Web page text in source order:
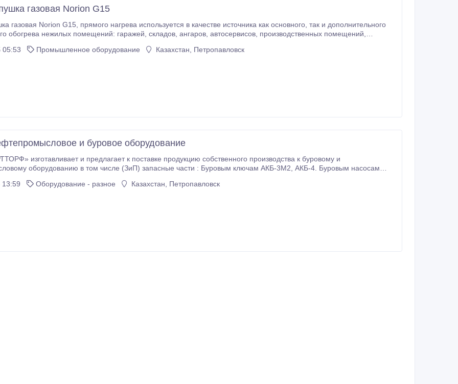
газовая Norion G15
используется в качестве источника как основного, так и дополнительного
помещений: гаражей, складов, ангаров, автосервисов, производственных помещений,
05:53 Промышленное оборудование Казахстан, Петропавловск
и буровое оборудование
изготавливает и предлагает к поставке продукцию собственного производства к буровому и
оборудованию в том числе (ЗиП) запасные части : Буровым ключам АКБ-3М2, АКБ-4. Буровым насосам
13:59
Оборудование - разное Казахстан, Петропавловск